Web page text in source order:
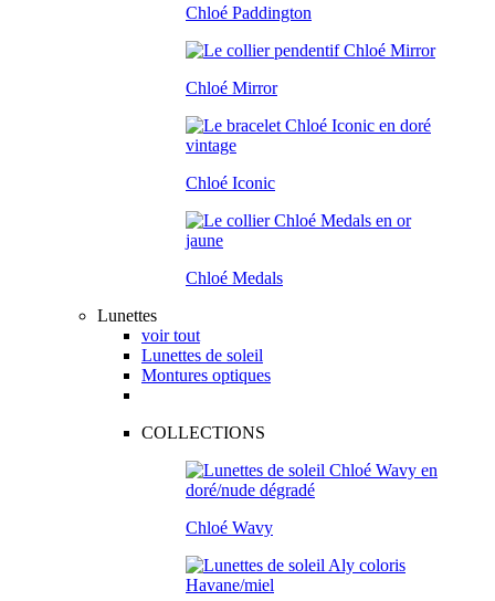
Chloé Paddington
Chloé Mirror
Chloé Iconic
Chloé Medals
Lunettes
voir tout
Lunettes de soleil
Montures optiques
COLLECTIONS
Chloé Wavy